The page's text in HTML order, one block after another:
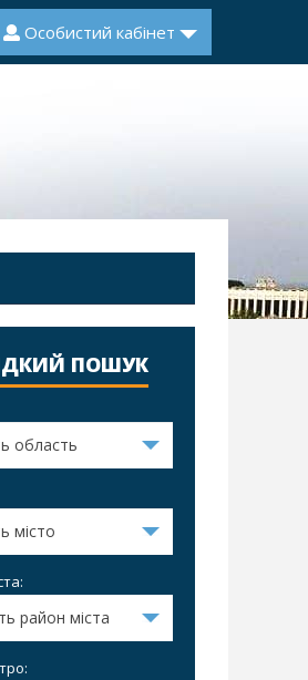
Особистий кабінет
ПОШУК
область
місто
район міста